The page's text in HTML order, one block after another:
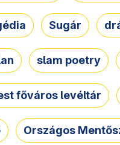
Sugár
slam poetry
főváros levéltár
Országos